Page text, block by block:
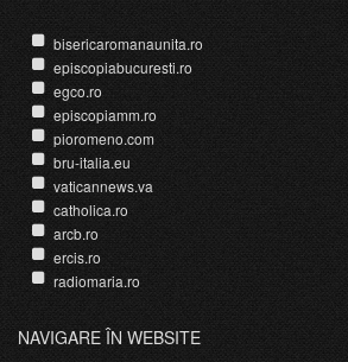
bisericaromanaunita.ro
episcopiabucuresti.ro
egco.ro
episcopiamm.ro
pioromeno.com
bru-italia.eu
vaticannews.va
catholica.ro
arcb.ro
ercis.ro
radiomaria.ro
NAVIGARE ÎN WEBSITE